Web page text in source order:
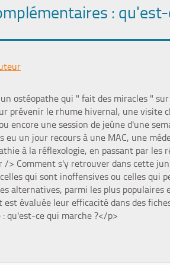
:
ostéopathe qui " fait des miracles "
prévenir le rhume hivernal, une visite
encore une session de jeûne d'une
un jour recours à une MAC, une
à la réflexologie, en passant par les
> Comment s'y retrouver dans cette
qui sont inoffensives ou celles qui
alternatives, parmi les plus populaires
évaluée leur efficacité dans des
qu'est-ce qui marche ?</p>